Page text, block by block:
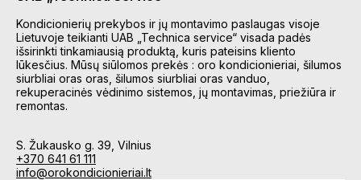
Kondicionierių prekybos ir jų montavimo paslaugas visoje
Lietuvoje teikianti UAB „Technica service“ visada padės
išsirinkti tinkamiausią produktą, kuris pateisins kliento
lūkesčius. Mūsų siūlomos prekės : oro kondicionieriai, šilumos
siurbliai oras oras, šilumos siurbliai oras vanduo,
rekuperacinės vėdinimo sistemos, jų montavimas, priežiūra ir
remontas.
S. Žukausko g. 39, Vilnius
+370 641 61 111
info@orokondicionieriai.lt